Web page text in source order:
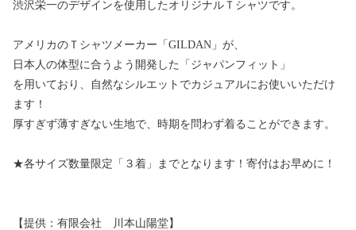
渋沢栄一のデザインを使用したオリジナルＴシャツです。
アメリカのＴシャツメーカー「GILDAN」が、
日本人の体型に合うよう開発した「ジャパンフィット」
を用いており、自然なシルエットでカジュアルにお使いいただけ
ます！
厚すぎず薄すぎない生地で、時期を問わず着ることができます。
★各サイズ数量限定「３着」までとなります！寄付はお早めに！
【提供：有限会社 川本山陽堂】